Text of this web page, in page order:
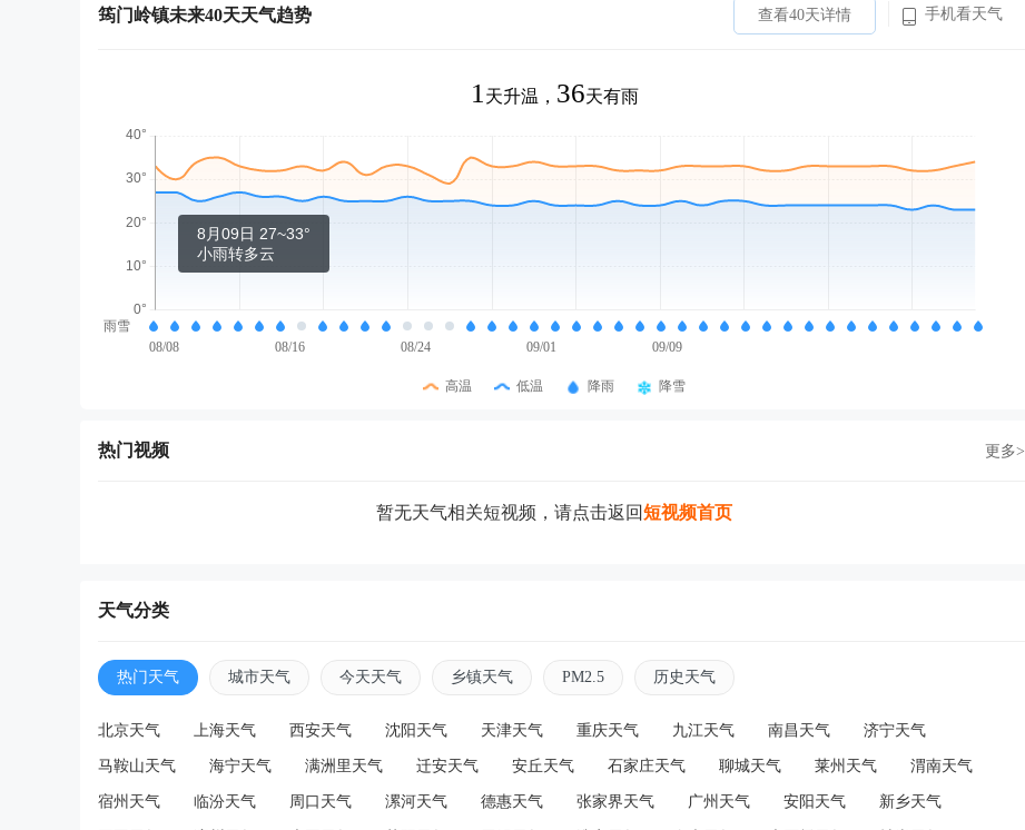
筠门岭镇未来40天天气趋势 查看40天详情 手机看天气
1 天升温， 36天有雨
8月09日 27~33°
小雨转多云
雨雪
08/08
08/16 08/24 09/01 09/09
高温 低温 降雨 降雪
热门视频 更多>
暂无天气相关短视频，请点击返回短视频首页
天气分类
热门天气 城市天气 今天天气 乡镇天气 PM2.5 历史天气
北京天气 上海天气 西安天气 沈阳天气 天津天气 重庆天气 九江天气 南昌天气 济宁天气
马鞍山天气 海宁天气 满洲里天气 迁安天气 安丘天气 石家庄天气 聊城天气 莱州天气 渭南天气
宿州天气 临汾天气 周口天气 漯河天气 德惠天气 张家界天气 广州天气 安阳天气 新乡天气